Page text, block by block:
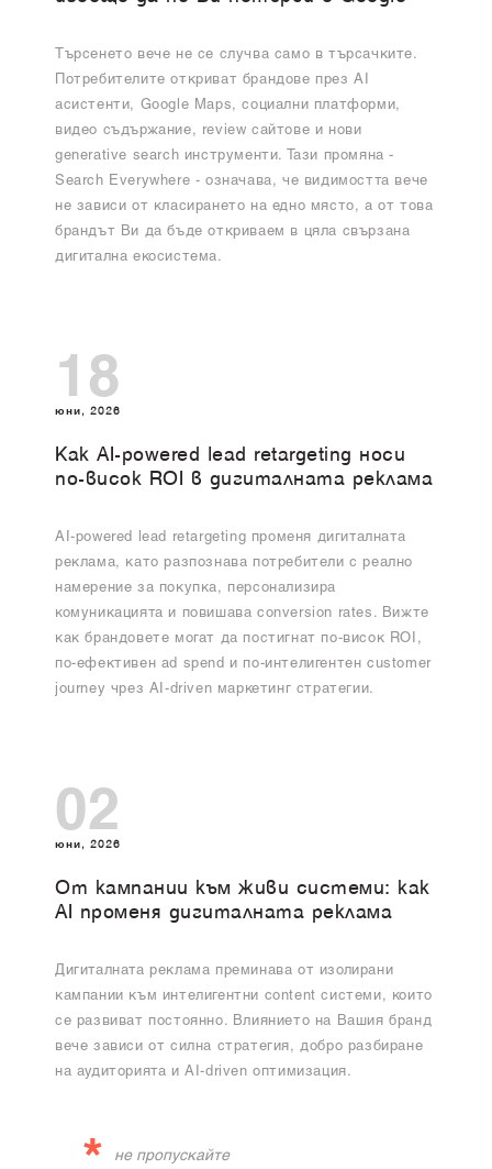
Търсенето вече не се случва само в търсачките.
Потребителите откриват брандове през AI
асистенти, Google Maps, социални платформи,
видео съдържание, review сайтове и нови
generative search инструменти. Тази промяна -
Search Everywhere - означава, че видимостта вече
не зависи от класирането на едно място, а от това
брандът Ви да бъде откриваем в цяла свързана
дигитална екосистема.
18
юни, 2026
Как AI-powered lead retargeting носи
по-висок ROI в дигиталната реклама
AI-powered lead retargeting променя дигиталната
реклама, като разпознава потребители с реално
намерение за покупка, персонализира
комуникацията и повишава conversion rates. Вижте
как брандовете могат да постигнат по-висок ROI,
по-ефективен ad spend и по-интелигентен customer
journey чрез AI-driven маркетинг стратегии.
02
юни, 2026
От кампании към живи системи: как
AI променя дигиталната реклама
Дигиталната реклама преминава от изолирани
кампании към интелигентни content системи, които
се развиват постоянно. Влиянието на Вашия бранд
вече зависи от силна стратегия, добро разбиране
на аудиторията и AI-driven оптимизация.
не пропускайте